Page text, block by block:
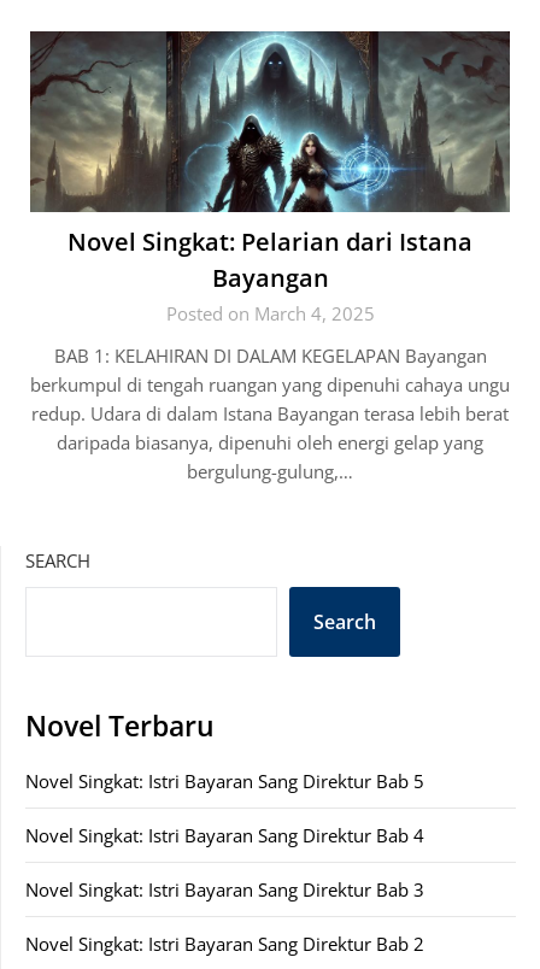
Novel Singkat: Pelarian dari Istana
Bayangan
Posted on March 4, 2025
BAB 1: KELAHIRAN DI DALAM KEGELAPAN Bayangan
berkumpul di tengah ruangan yang dipenuhi cahaya ungu
redup. Udara di dalam Istana Bayangan terasa lebih berat
daripada biasanya, dipenuhi oleh energi gelap yang
bergulung-gulung,…
SEARCH
Search
Novel Terbaru
Novel Singkat: Istri Bayaran Sang Direktur Bab 5
Novel Singkat: Istri Bayaran Sang Direktur Bab 4
Novel Singkat: Istri Bayaran Sang Direktur Bab 3
Novel Singkat: Istri Bayaran Sang Direktur Bab 2